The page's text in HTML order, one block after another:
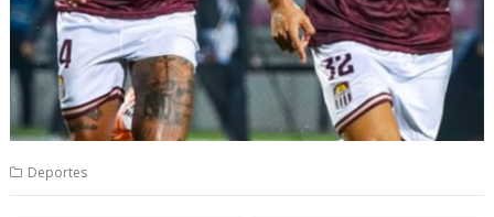
Deportes